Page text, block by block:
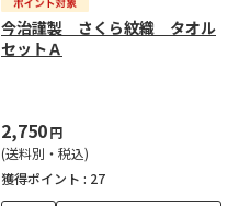
今治謹製 さくら紋織 タオル
セットＡ
2,750円
(送料別・税込)
獲得ポイント : 27